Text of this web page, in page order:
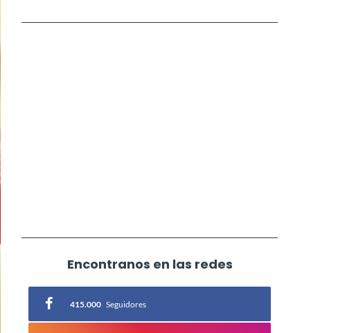
Encontranos en las redes
415.000 Seguidores